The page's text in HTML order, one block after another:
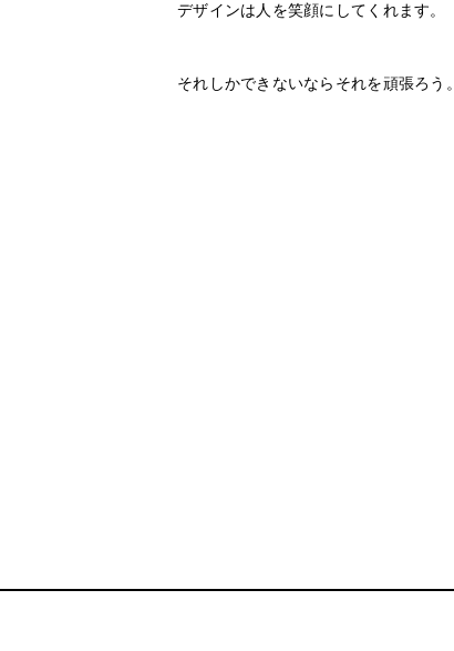
デザインは人を笑顔にしてくれます。
それしかできないならそれを頑張ろう。